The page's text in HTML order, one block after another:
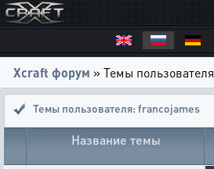
Xcraft форум » Темы пользователя
Темы пользователя: francojames
Название темы